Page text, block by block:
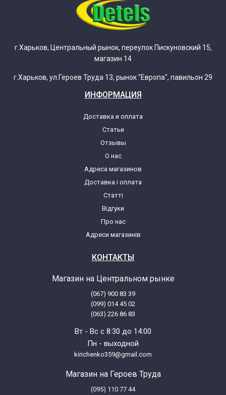
Beko 77165 7154071100
Beko 77165XL 7154071200
Beko 78120AQ 7134371300
Beko 8KG1600 7118721100
Beko 8KG1600A50 7118721200
Beko 9101D 7150270200
Beko AKC8514 7165120200
Beko Anka1200 7177571200
Beko Anka1400 7178471100
Beko Anka1600 7177271100
г.Харьков, Центральный рынок, переулок Пискуновский 15,
магазин 14
г.Харьков, ул.Героев Труда 13, рынок "Европа", павильон 29
ИНФОРМАЦИЯ
Доставка и оплата
Статьи
Отзывы
О нас
Адреса магазинов
Доставка і оплата
Статті
Відгуки
Про нас
Адреси магазинів
КОНТАКТЫ
Магазин на Центральном рынке
(067) 900 83 39
(099) 014 45 02
(063) 226 86 83
Вт - Вс с 8:30 до 14:00
Пн - выходной
kirichenko359@gmail.com
Магазин на Героев Труда
(095) 110 77 44